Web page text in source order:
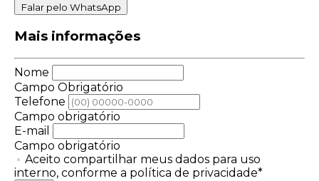
Falar pelo WhatsApp
Mais informações
Nome
Campo Obrigatório
Telefone
Campo obrigatório
E-mail
Campo obrigatório
Aceito compartilhar meus dados para uso
interno, conforme a política de privacidade*